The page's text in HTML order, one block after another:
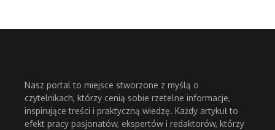
Nasz portal to miejsce stworzone z myślą o
czytelnikach, którzy cenią sobie rzetelne informacje,
inspirujące treści i praktyczną wiedzę. Każdy artykuł to
efekt pracy pasjonatów, ekspertów i redaktorów, którzy